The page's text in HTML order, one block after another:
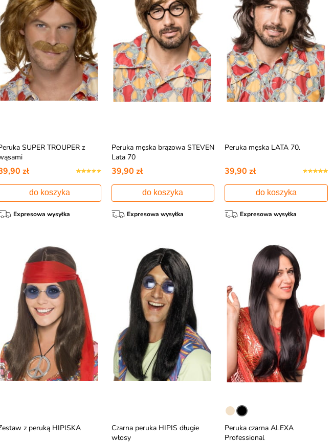
SUPER TROUPER z
zł
do koszyka
Expresowa wysyłka
Peruka męska brązowa STEVEN
Lata 70
39,90 zł
do koszyka
Expresowa wysyłka
Peruka męska LATA 70.
39,90 zł
do koszyka
Expresowa wysyłka
z peruką HIPISKA
Czarna peruka HIPIS długie
włosy
Peruka czarna ALEXA
Professional